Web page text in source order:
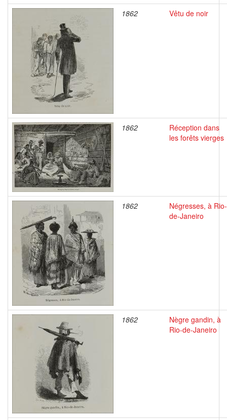
1862
Vêtu de noir
1862
Réception dans
les forêts vierges
1862
Négresses, à Rio-
de-Janeiro
1862
Nègre gandin, à
Rio-de-Janeiro